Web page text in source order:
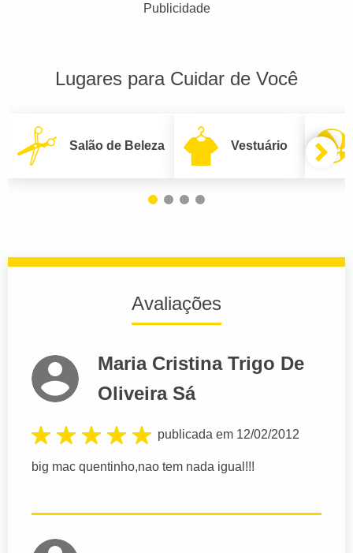
Publicidade
Lugares para Cuidar de Você
Salão de Beleza Vestuário
Avaliações
Maria Cristina Trigo De
Oliveira Sá
publicada em 12/02/2012
big mac quentinho,nao tem nada igual!!!